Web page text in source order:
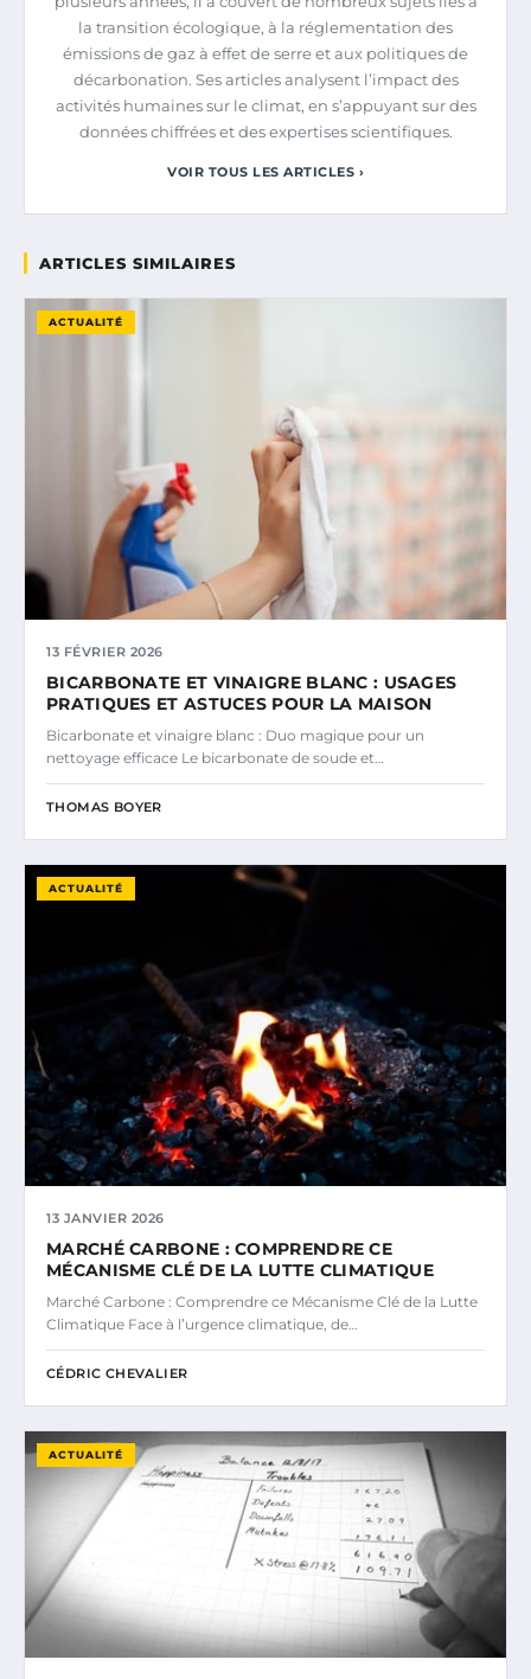
la transition écologique, à la réglementation des
émissions de gaz à effet de serre et aux politiques de
décarbonation. Ses articles analysent l’impact des
activités humaines sur le climat, en s’appuyant sur des
données chiffrées et des expertises scientifiques.
VOIR TOUS LES ARTICLES ›
ARTICLES SIMILAIRES
ACTUALITÉ
13 FÉVRIER 2026
BICARBONATE ET VINAIGRE BLANC : USAGES
PRATIQUES ET ASTUCES POUR LA MAISON
Bicarbonate et vinaigre blanc : Duo magique pour un
nettoyage efficace Le bicarbonate de soude et…
THOMAS BOYER
ACTUALITÉ
13 JANVIER 2026
MARCHÉ CARBONE : COMPRENDRE CE
MÉCANISME CLÉ DE LA LUTTE CLIMATIQUE
Marché Carbone : Comprendre ce Mécanisme Clé de la Lutte
Climatique Face à l’urgence climatique, de…
CÉDRIC CHEVALIER
ACTUALITÉ